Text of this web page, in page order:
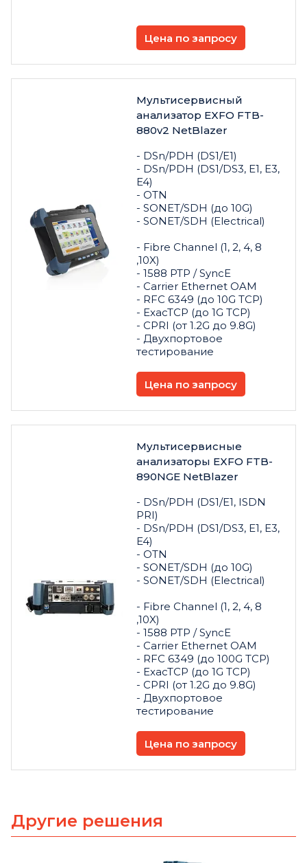
Цена по запросу
Мультисервисный
анализатор EXFO FTB-
880v2 NetBlazer
- DSn/PDH (DS1/E1)
- DSn/PDH (DS1/DS3, E1, E3,
E4)
- OTN
- SONET/SDH (до 10G)
- SONET/SDH (Electrical)
- Fibre Channel (1, 2, 4, 8
,10X)
- 1588 PTP / SyncE
- Carrier Ethernet OAM
- RFC 6349 (до 10G TCP)
- ExacTCP (до 1G TCP)
- CPRI (от 1.2G до 9.8G)
- Двухпортовое
тестирование
Цена по запросу
Мультисервисные
анализаторы EXFO FTB-
890NGE NetBlazer
- DSn/PDH (DS1/E1, ISDN
PRI)
- DSn/PDH (DS1/DS3, E1, E3,
E4)
- OTN
- SONET/SDH (до 10G)
- SONET/SDH (Electrical)
- Fibre Channel (1, 2, 4, 8
,10X)
- 1588 PTP / SyncE
- Carrier Ethernet OAM
- RFC 6349 (до 100G TCP)
- ExacTCP (до 1G TCP)
- CPRI (от 1.2G до 9.8G)
- Двухпортовое
тестирование
Цена по запросу
Другие решения